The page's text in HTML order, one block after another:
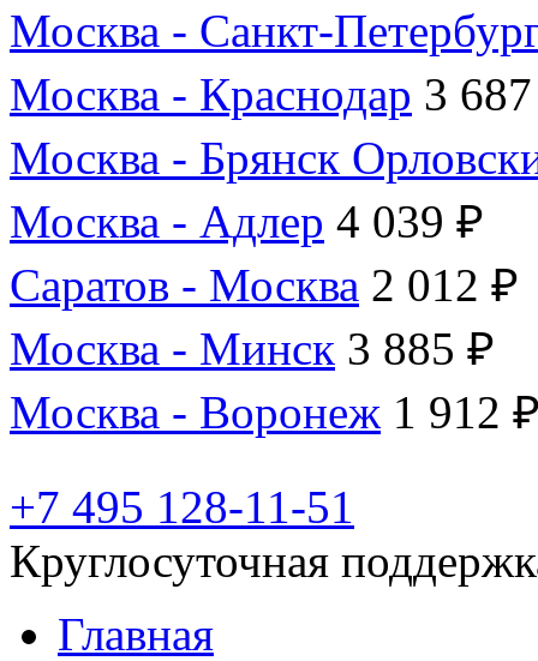
Москва - Санкт-
Москва - Краснодар 3
Москва - Брянск
Москва - Адлер 4 039 ₽
Саратов - Москва 2 012 ₽
Москва - Минск 3 885 ₽
Москва - Воронеж 1 912
+7 495 128-11-51
Круглосуточная
Главная